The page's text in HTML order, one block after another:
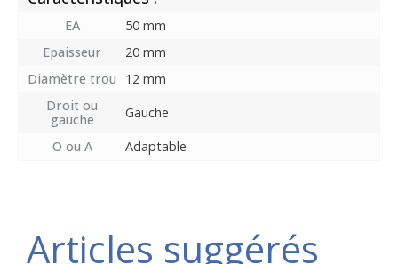
EA
50 mm
Epaisseur
20 mm
Diamètre trou
12 mm
Droit ou
gauche
Gauche
O ou A
Adaptable
Articles suggérés